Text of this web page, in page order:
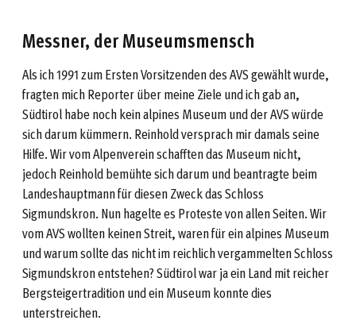
Messner, der Museumsmensch
Als ich 1991 zum Ersten Vorsitzenden des AVS gewählt wurde,
fragten mich Reporter über meine Ziele und ich gab an,
Südtirol habe noch kein alpines Museum und der AVS würde
sich darum kümmern. Reinhold versprach mir damals seine
Hilfe. Wir vom Alpenverein schafften das Museum nicht,
jedoch Reinhold bemühte sich darum und beantragte beim
Landeshauptmann für diesen Zweck das Schloss
Sigmundskron. Nun hagelte es Proteste von allen Seiten. Wir
vom AVS wollten keinen Streit, waren für ein alpines Museum
und warum sollte das nicht im reichlich vergammelten Schloss
Sigmundskron entstehen? Südtirol war ja ein Land mit reicher
Bergsteigertradition und ein Museum konnte dies
unterstreichen.